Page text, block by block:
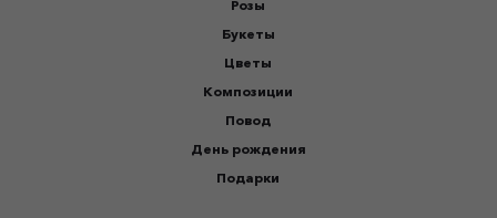
Розы
Букеты
Цветы
Композиции
Повод
День рождения
Подарки